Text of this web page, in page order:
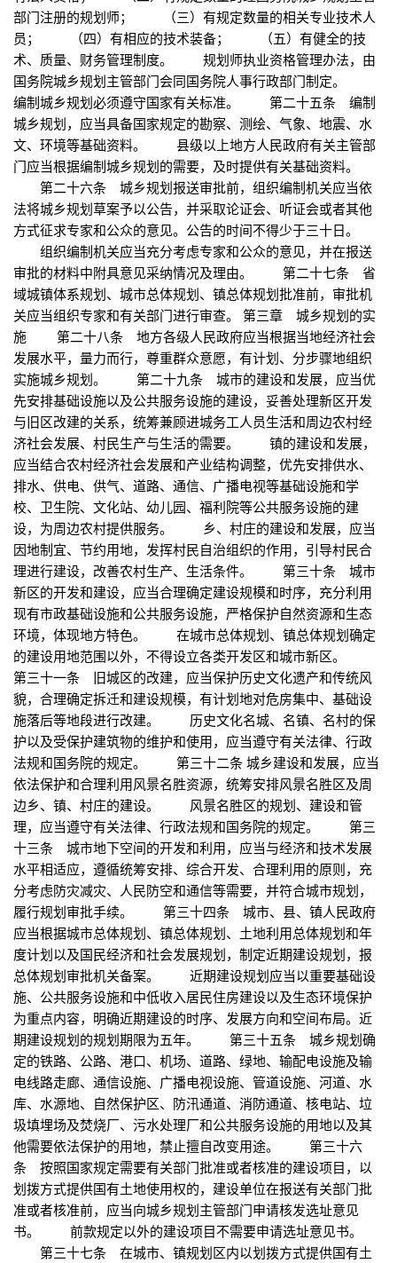
部门注册的规划师； （三）有规定数量的相关专业技术人
员； （四）有相应的技术装备； （五）有健全的技
术、质量、财务管理制度。 规划师执业资格管理办法，由
国务院城乡规划主管部门会同国务院人事行政部门制定。
编制城乡规划必须遵守国家有关标准。 第二十五条 编制
城乡规划，应当具备国家规定的勘察、测绘、气象、地震、水
文、环境等基础资料。 县级以上地方人民政府有关主管部
门应当根据编制城乡规划的需要，及时提供有关基础资料。
第二十六条 城乡规划报送审批前，组织编制机关应当依
法将城乡规划草案予以公告，并采取论证会、听证会或者其他
方式征求专家和公众的意见。公告的时间不得少于三十日。
组织编制机关应当充分考虑专家和公众的意见，并在报送
审批的材料中附具意见采纳情况及理由。 第二十七条 省
域城镇体系规划、城市总体规划、镇总体规划批准前，审批机
关应当组织专家和有关部门进行审查。 第三章 城乡规划的实
施 第二十八条 地方各级人民政府应当根据当地经济社会
发展水平，量力而行，尊重群众意愿，有计划、分步骤地组织
实施城乡规划。 第二十九条 城市的建设和发展，应当优
先安排基础设施以及公共服务设施的建设，妥善处理新区开发
与旧区改建的关系，统筹兼顾进城务工人员生活和周边农村经
济社会发展、村民生产与生活的需要。 镇的建设和发展，
应当结合农村经济社会发展和产业结构调整，优先安排供水、
排水、供电、供气、道路、通信、广播电视等基础设施和学
校、卫生院、文化站、幼儿园、福利院等公共服务设施的建
设，为周边农村提供服务。 乡、村庄的建设和发展，应当
因地制宜、节约用地，发挥村民自治组织的作用，引导村民合
理进行建设，改善农村生产、生活条件。 第三十条 城市
新区的开发和建设，应当合理确定建设规模和时序，充分利用
现有市政基础设施和公共服务设施，严格保护自然资源和生态
环境，体现地方特色。 在城市总体规划、镇总体规划确定
的建设用地范围以外，不得设立各类开发区和城市新区。
第三十一条 旧城区的改建，应当保护历史文化遗产和传统风
貌，合理确定拆迁和建设规模，有计划地对危房集中、基础设
施落后等地段进行改建。 历史文化名城、名镇、名村的保
护以及受保护建筑物的维护和使用，应当遵守有关法律、行政
法规和国务院的规定。 第三十二条 城乡建设和发展，应当
依法保护和合理利用风景名胜资源，统筹安排风景名胜区及周
边乡、镇、村庄的建设。 风景名胜区的规划、建设和管
理，应当遵守有关法律、行政法规和国务院的规定。 第三
十三条 城市地下空间的开发和利用，应当与经济和技术发展
水平相适应，遵循统筹安排、综合开发、合理利用的原则，充
分考虑防灾减灾、人民防空和通信等需要，并符合城市规划，
履行规划审批手续。 第三十四条 城市、县、镇人民政府
应当根据城市总体规划、镇总体规划、土地利用总体规划和年
度计划以及国民经济和社会发展规划，制定近期建设规划，报
总体规划审批机关备案。 近期建设规划应当以重要基础设
施、公共服务设施和中低收入居民住房建设以及生态环境保护
为重点内容，明确近期建设的时序、发展方向和空间布局。近
期建设规划的规划期限为五年。 第三十五条 城乡规划确
定的铁路、公路、港口、机场、道路、绿地、输配电设施及输
电线路走廊、通信设施、广播电视设施、管道设施、河道、水
库、水源地、自然保护区、防汛通道、消防通道、核电站、垃
圾填埋场及焚烧厂、污水处理厂和公共服务设施的用地以及其
他需要依法保护的用地，禁止擅自改变用途。 第三十六
条 按照国家规定需要有关部门批准或者核准的建设项目，以
划拨方式提供国有土地使用权的，建设单位在报送有关部门批
准或者核准前，应当向城乡规划主管部门申请核发选址意见
书。 前款规定以外的建设项目不需要申请选址意见书。
第三十七条 在城市、镇规划区内以划拨方式提供国有土